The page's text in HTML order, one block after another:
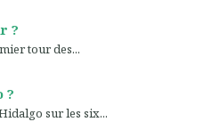
?
tour des...
?
sur les six...